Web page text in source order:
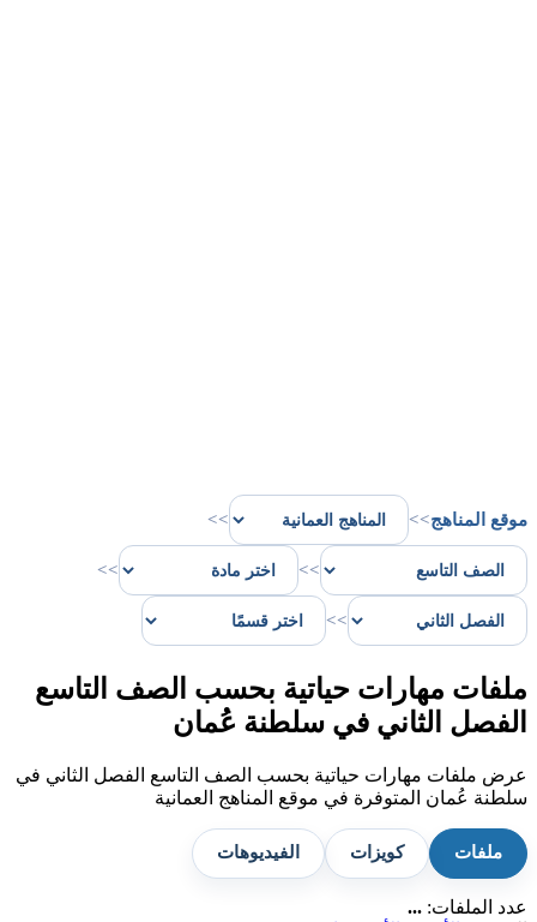
موقع المناهج>>
>>
>>
>>
>>
ملفات مهارات حياتية بحسب الصف التاسع
الفصل الثاني في سلطنة عُمان
عرض ملفات مهارات حياتية بحسب الصف التاسع الفصل الثاني في
سلطنة عُمان المتوفرة في موقع المناهج العمانية
ملفات كويزات الفيديوهات
عدد الملفات: ...